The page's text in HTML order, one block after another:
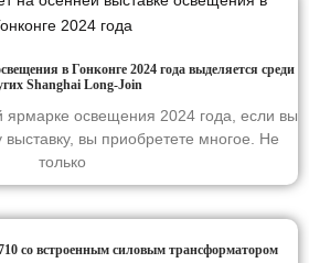
в Гонконге 2024 года выделяется среди
Shanghai Long-Join
ярмарке освещения 2024 года, если вы
выставку, вы приобретете многое. Не
только
со встроенным силовым трансформатором